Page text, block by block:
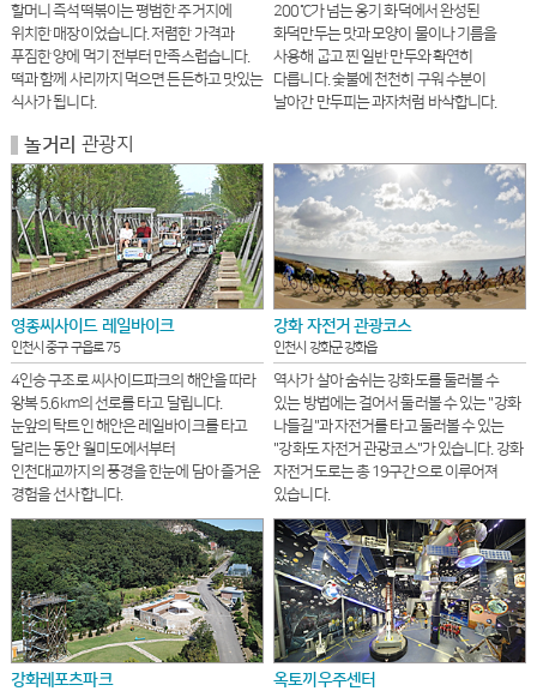
할머니 즉석떡볶이는 평범한 주거지에
위치한 매장이었습니다. 저렴한 가격과
푸짐한 양에 먹기 전부터 만족스럽습니다.
떡과 함께 사리까지 먹으면 든든하고 맛있는
식사가 됩니다.
200℃가 넘는 옹기 화덕에서 완성된
화덕만두는 맛과 모양이 물이나 기름을
사용해 굽고 찐 일반 만두와 확연히
다릅니다. 숯불에 천천히 구워 수분이
날아간 만두피는 과자처럼 바삭합니다.
놀거리 관광지
영종씨사이드 레일바이크
인천시 중구 구읍로 75
4인승 구조로 씨사이드파크의 해안을 따라
왕복 5.6km의 선로를 타고 달립니다.
눈앞의 탁트인 해안은 레일바이크를 타고
달리는 동안 월미도에서부터
인천대교까지의 풍경을 한눈에 담아 즐거운
경험을 선사합니다.
강화 자전거 관광코스
인천시 강화군 강화읍
역사가 살아 숨쉬는 강화도를 둘러볼 수
있는 방법에는 걸어서 둘러볼 수 있는 ''강화
나들길''과 자전거를 타고 둘러볼 수 있는
''강화도 자전거 관광코스''가 있습니다. 강화
자전거도로는 총 19구간으로 이루어져
있습니다.
강화레포츠파크 옥토끼우주센터